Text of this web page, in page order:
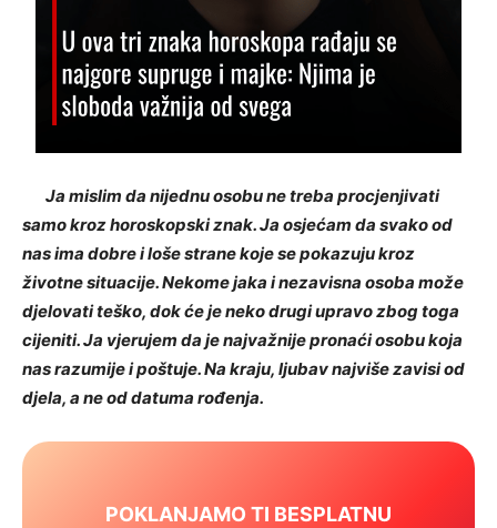
Ja mislim da nijednu osobu ne treba procjenjivati
samo kroz horoskopski znak. Ja osjećam da svako od
nas ima dobre i loše strane koje se pokazuju kroz
životne situacije. Nekome jaka i nezavisna osoba može
djelovati teško, dok će je neko drugi upravo zbog toga
cijeniti. Ja vjerujem da je najvažnije pronaći osobu koja
nas razumije i poštuje. Na kraju, ljubav najviše zavisi od
djela, a ne od datuma rođenja.
POKLANJAMO TI BESPLATNU